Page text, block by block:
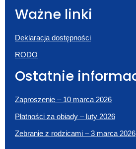
Ważne linki
Deklaracja dostępności
RODO
Ostatnie
Zaproszenie – 10 marca 2026
Płatności za obiady – luty 2026
Zebranie z rodzicami – 3 marca 2026